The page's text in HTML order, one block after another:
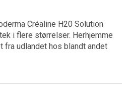
Créaline H20 Solution
i flere størrelser. Herhjemme
fra udlandet hos blandt andet